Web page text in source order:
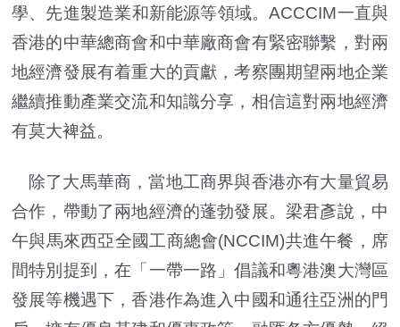
學、先進製造業和新能源等領域。ACCCIM一直與
香港的中華總商會和中華廠商會有緊密聯繫，對兩
地經濟發展有着重大的貢獻，考察團期望兩地企業
繼續推動產業交流和知識分享，相信這對兩地經濟
有莫大裨益。
除了大馬華商，當地工商界與香港亦有大量貿易
合作，帶動了兩地經濟的蓬勃發展。梁君彥說，中
午與馬來西亞全國工商總會(NCCIM)共進午餐，席
間特別提到，在「一帶一路」倡議和粵港澳大灣區
發展等機遇下，香港作為進入中國和通往亞洲的門